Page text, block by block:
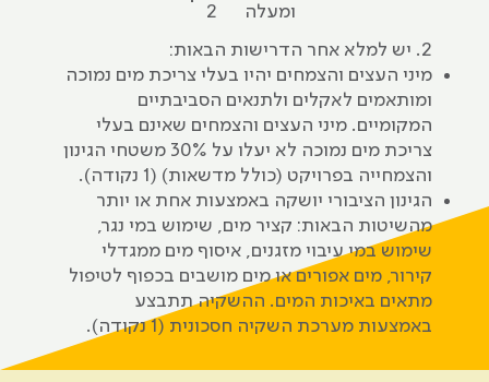
2
ומעלה
2. יש למלא אחר הדרישות הבאות:
מיני העצים והצמחים יהיו בעלי צריכת מים נמוכה
ומותאמים לאקלים ולתנאים הסביבתיים
המקומיים. מיני העצים והצמחים שאינם בעלי
צריכת מים נמוכה לא יעלו על 30% משטחי הגינון
והצמחייה בפרויקט (כולל מדשאות) (1 נקודה).
הגינון הציבורי יושקה באמצעות אחת או יותר
מהשיטות הבאות: קציר מים, שימוש במי נגר,
שימוש במי עיבוי מזגנים, איסוף מים ממגדלי
קירור, מים אפורים או מים מושבים בכפוף לטיפול
מתאים באיכות המים. ההשקיה תתבצע
באמצעות מערכת השקיה חסכונית (1 נקודה).